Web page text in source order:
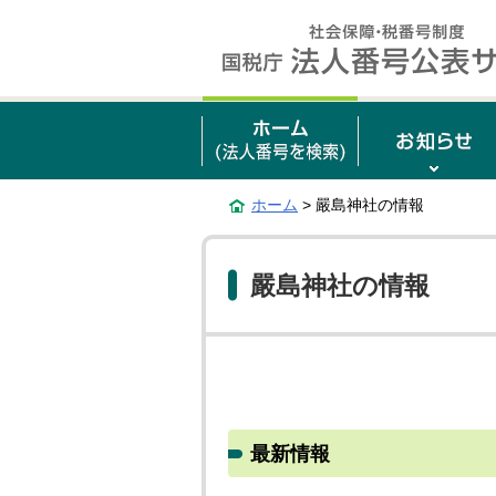
ホーム > 嚴島神社の情報
嚴島神社の情報
最新情報